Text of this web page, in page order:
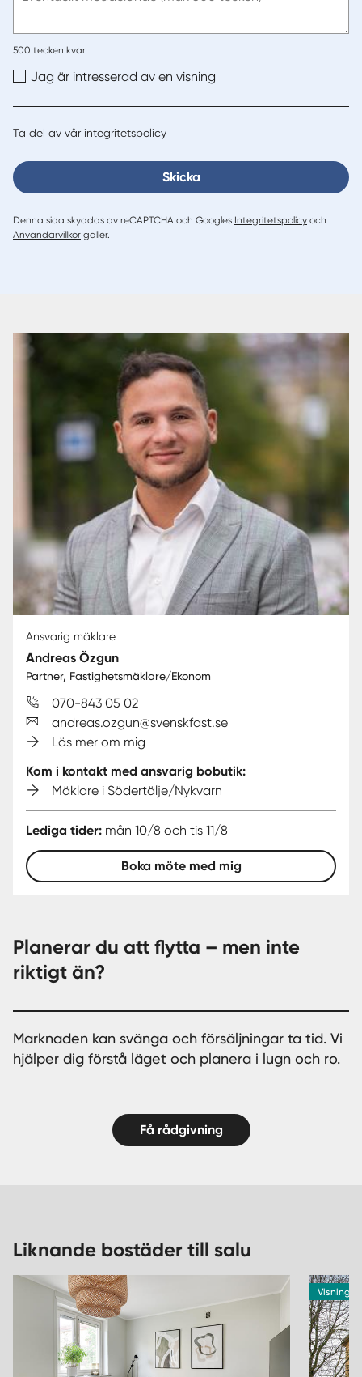
500 tecken kvar
Jag är intresserad av en visning
Ta del av vår integritetspolicy
Skicka
Denna sida skyddas av reCAPTCHA och Googles Integritetspolicy och
Användarvillkor gäller.
Ansvarig mäklare
Andreas Özgun
Partner, Fastighetsmäklare/Ekonom
070-843 05 02
andreas.ozgun@svenskfast.se
Läs mer om mig
Kom i kontakt med ansvarig bobutik:
Mäklare i Södertälje/Nykvarn
Lediga tider: mån 10/8 och tis 11/8
Boka möte med mig
Planerar du att flytta – men inte
riktigt än?
Marknaden kan svänga och försäljningar ta tid. Vi
hjälper dig förstå läget och planera i lugn och ro.
Få rådgivning
Liknande bostäder till salu
Visning